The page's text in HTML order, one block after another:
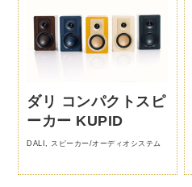
ダリ コンパクトスピ
ーカー KUPID
DALI スピーカー/オーディオシステム